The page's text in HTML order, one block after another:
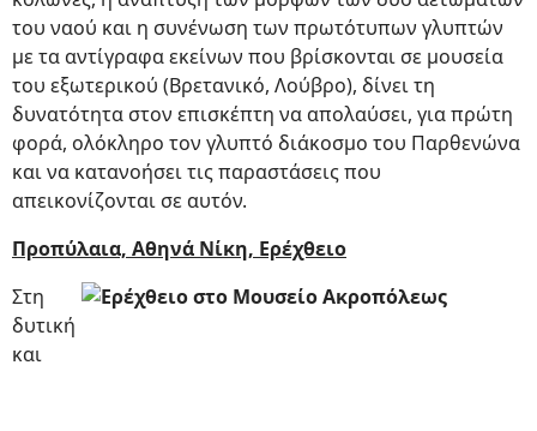
του ναού και η συνένωση των πρωτότυπων γλυπτών
με τα αντίγραφα εκείνων που βρίσκονται σε μουσεία
του εξωτερικού (Βρετανικό, Λούβρο), δίνει τη
δυνατότητα στον επισκέπτη να απολαύσει, για πρώτη
φορά, ολόκληρο τον γλυπτό διάκοσμο του Παρθενώνα
και να κατανοήσει τις παραστάσεις που
απεικονίζονται σε αυτόν.
Προπύλαια, Αθηνά Νίκη, Ερέχθειο
Στη
δυτική
και